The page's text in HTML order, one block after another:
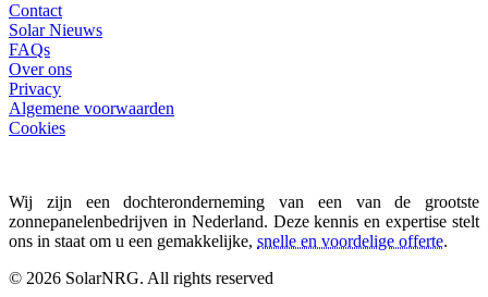
Contact
Solar Nieuws
FAQs
Over ons
Privacy
Algemene voorwaarden
Cookies
Wij zijn een dochteronderneming van een van de grootste
zonnepanelenbedrijven in Nederland. Deze kennis en expertise stelt
ons in staat om u een gemakkelijke, snelle en voordelige offerte.
© 2026 SolarNRG. All rights reserved